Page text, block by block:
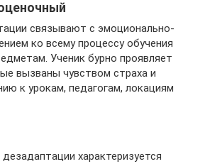
связывают с эмоционально-
ко всему процессу обучения
Ученик бурно проявляет
вызваны чувством страха и
к урокам, педагогам, локациям
характеризуется